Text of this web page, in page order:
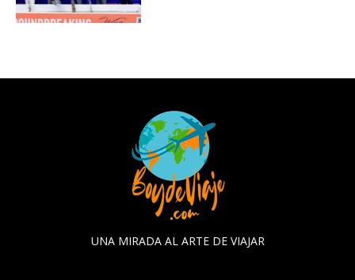
UNA MIRADA AL ARTE DE VIAJAR